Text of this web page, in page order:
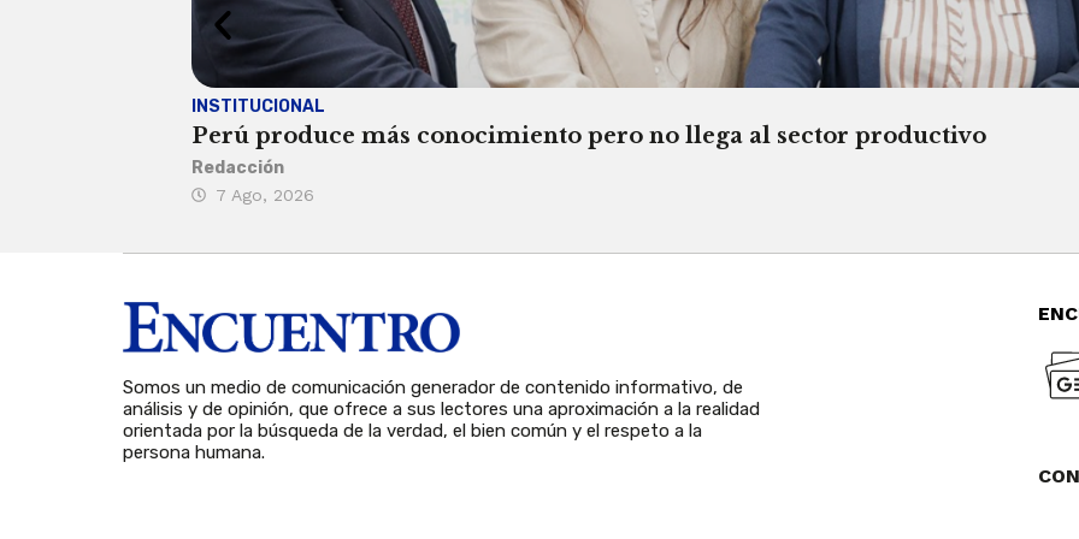
INSTITUCIONAL
Perú produce más conocimiento pero no llega al sector productivo
Redacción
7 Ago, 2026
Somos un medio de comunicación generador de contenido informativo, de
análisis y de opinión, que ofrece a sus lectores una aproximación a la realidad
orientada por la búsqueda de la verdad, el bien común y el respeto a la
persona humana.